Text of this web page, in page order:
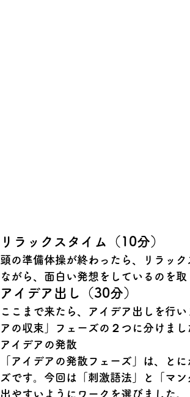
リラックスタイム（10分）
頭の準備体操が終わったら、リラッ
ながら、面白い発想をしているのを
アイデア出し（30分）
ここまで来たら、アイデア出しを行い
アの収束」
フェーズの２つに分けまし
アイデアの発散
「アイデアの発散フェーズ」は、と
ズです。今回は
「刺激語法」と「マン
出やすいようにワークを選びました。